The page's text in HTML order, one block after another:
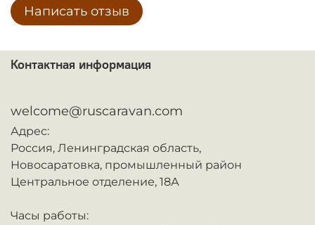
Написать отзыв
Контактная информация
welcome@ruscaravan.com
Адрес:
Россия, Ленинградская область,
Новосаратовка, промышленный район
Центральное отделение, 18А
Часы работы: